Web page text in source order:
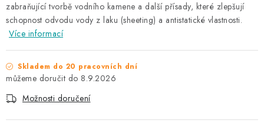
Věrnostní program
Všeobecné obchodní podmínky
Podmínky ochrany osobních údajů
Mapa serveru
zabraňující tvorbě vodního kamene a další přísady, které zlepšují
schopnost odvodu vody z laku (sheeting) a antistatické vlastnosti.
Více informací
Skladem do 20 pracovních dní
8.9.2026
Možnosti doručení